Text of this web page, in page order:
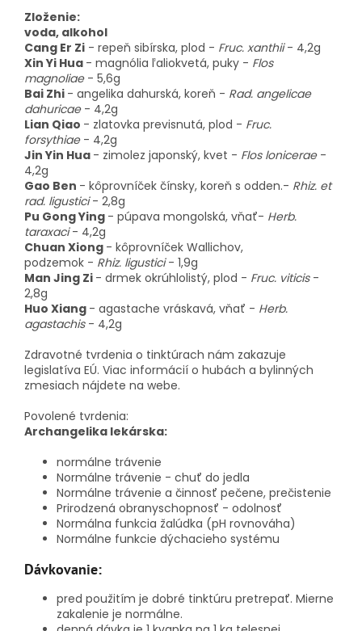
Zloženie:
voda, alkohol
Cang Er Zi - repeň sibírska, plod - Fruc. xanthii - 4,2g
Xin Yi Hua - magnólia ľaliokvetá, puky - Flos
magnoliae- 5,6g
Bai Zhi - angelika dahurská, koreň - Rad. angelicae
dahuricae- 4,2g
Lian Qiao - zlatovka previsnutá, plod - Fruc.
forsythiae- 4,2g
Jin Yin Hua - zimolez japonský, kvet - Flos lonicerae-
4,2g
Gao Ben - kôprovníček čínsky, koreň s odden.- Rhiz. et
rad. ligustici- 2,8g
Pu Gong Ying - púpava mongolská, vňať- Herb.
taraxaci- 4,2g
Chuan Xiong - kôprovníček Wallichov,
podzemok - Rhiz. ligustici- 1,9g
Man Jing Zi - drmek okrúhlolistý, plod - Fruc. viticis-
2,8g
Huo Xiang - agastache vráskavá, vňať - Herb.
agastachis - 4,2g
Zdravotné tvrdenia o tinktúrach nám zakazuje
legislatíva EÚ. Viac informácií o hubách a bylinných
zmesiach nájdete na webe.
Povolené tvrdenia:
Archangelika lekárska:
normálne trávenie
Normálne trávenie - chuť do jedla
Normálne trávenie a činnosť pečene, prečistenie
Prirodzená obranyschopnosť - odolnosť
Normálna funkcia žalúdka (pH rovnováha)
Normálne funkcie dýchacieho systému
Dávkovanie:
pred použitím je dobré tinktúru pretrepať. Mierne
zakalenie je normálne.